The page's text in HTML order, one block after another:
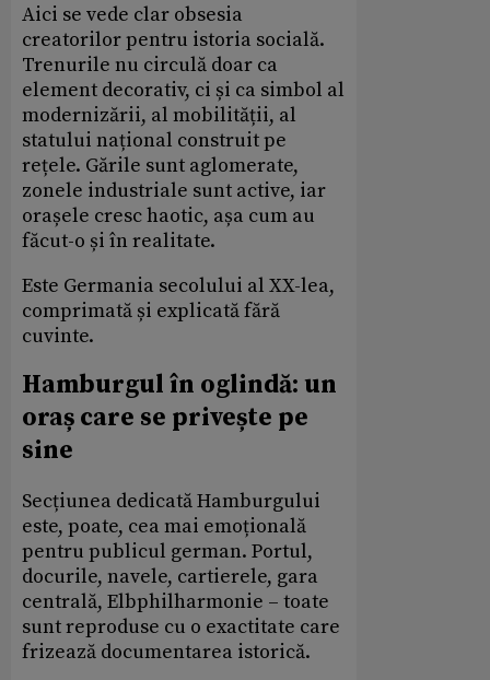
Aici se vede clar obsesia
creatorilor pentru istoria socială.
Trenurile nu circulă doar ca
element decorativ, ci și ca simbol al
modernizării, al mobilității, al
statului național construit pe
rețele. Gările sunt aglomerate,
zonele industriale sunt active, iar
orașele cresc haotic, așa cum au
făcut-o și în realitate.
Este Germania secolului al XX-lea,
comprimată și explicată fără
cuvinte.
Hamburgul în oglindă: un
oraș care se privește pe
sine
Secțiunea dedicată Hamburgului
este, poate, cea mai emoțională
pentru publicul german. Portul,
docurile, navele, cartierele, gara
centrală, Elbphilharmonie – toate
sunt reproduse cu o exactitate care
frizează documentarea istorică.